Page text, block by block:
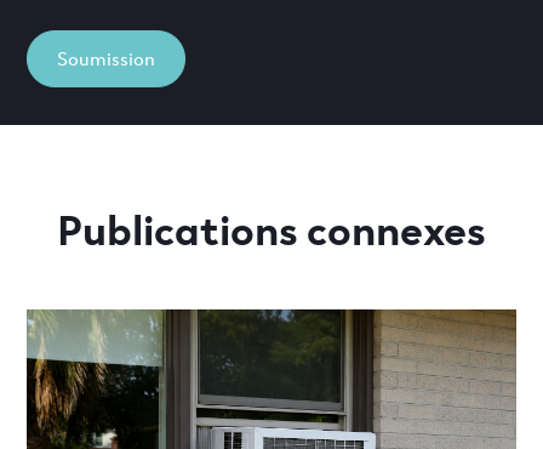
Soumission
Publications connexes